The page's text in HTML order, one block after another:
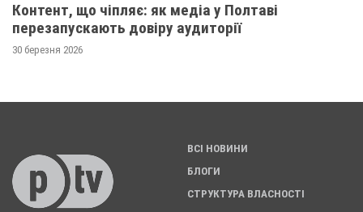
Контент, що чіпляє: як медіа у Полтаві
перезапускають довіру аудиторії
30 березня 2026
ВСІ НОВИНИ
БЛОГИ
СТРУКТУРА ВЛАСНОСТІ